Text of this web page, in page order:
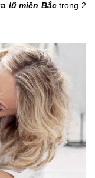
lũ miền Bắctrong 2